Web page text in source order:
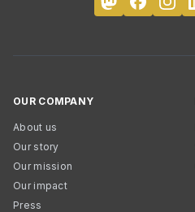
OUR COMPANY
About us
Our story
Our mission
Our impact
Press